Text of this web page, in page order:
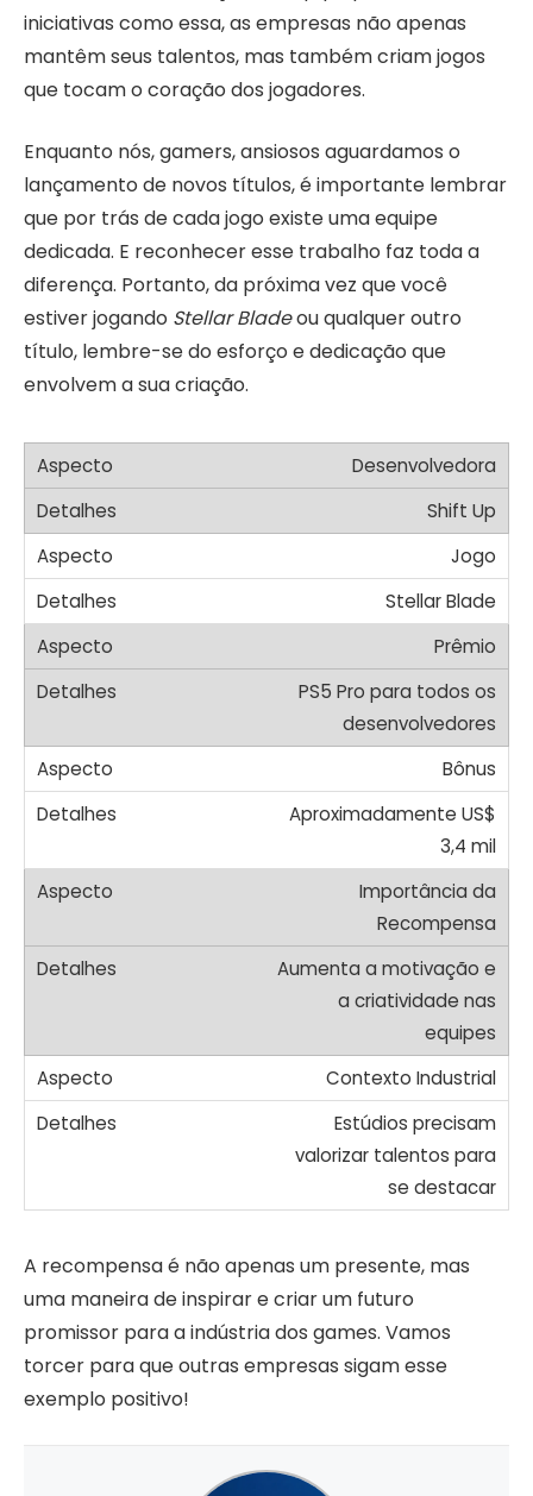
iniciativas como essa, as empresas não apenas
mantêm seus talentos, mas também criam jogos
que tocam o coração dos jogadores.
Enquanto nós, gamers, ansiosos aguardamos o
lançamento de novos títulos, é importante lembrar
que por trás de cada jogo existe uma equipe
dedicada. E reconhecer esse trabalho faz toda a
diferença. Portanto, da próxima vez que você
estiver jogando Stellar Bladeou qualquer outro
título, lembre-se do esforço e dedicação que
envolvem a sua criação.
Desenvolvedora
Shift Up
Jogo
Stellar Blade
Prêmio
PS5 Pro para todos os
desenvolvedores
Bônus
Aproximadamente US$
3,4 mil
Importância da
Recompensa
Aumenta a motivação e
a criatividade nas
equipes
Contexto Industrial
Estúdios precisam
valorizar talentos para
se destacar
A recompensa é não apenas um presente, mas
uma maneira de inspirar e criar um futuro
promissor para a indústria dos games. Vamos
torcer para que outras empresas sigam esse
exemplo positivo!